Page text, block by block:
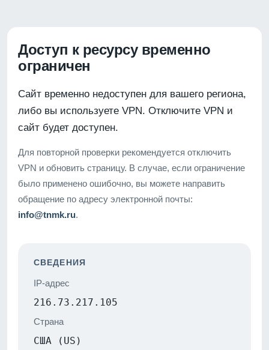
Доступ к ресурсу временно
ограничен
Сайт временно недоступен для вашего региона,
либо вы используете VPN. Отключите VPN и
сайт будет доступен.
Для повторной проверки рекомендуется отключить
VPN и обновить страницу. В случае, если ограничение
было применено ошибочно, вы можете направить
обращение по адресу электронной почты:
info@tnmk.ru.
СВЕДЕНИЯ
IP-адрес
216.73.217.105
Страна
США (US)